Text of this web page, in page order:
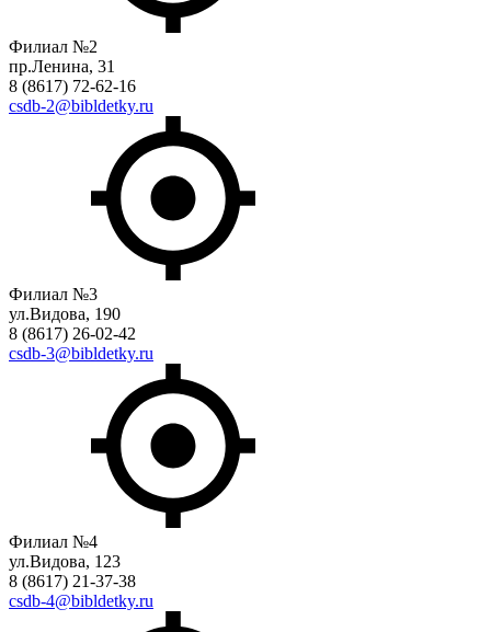
Филиал №2
пр.Ленина, 31
8 (8617) 72-62-16
csdb-2@bibldetky.ru
Филиал №3
ул.Видова, 190
8 (8617) 26-02-42
csdb-3@bibldetky.ru
Филиал №4
ул.Видова, 123
8 (8617) 21-37-38
csdb-4@bibldetky.ru